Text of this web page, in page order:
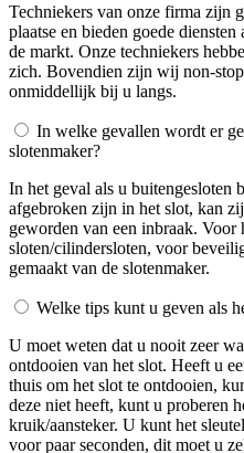
Techniekers van onze firma zijn
plaatse en bieden goede
de markt. Onze techniekers
zich. Bovendien zijn wij non-
onmiddellijk bij u langs.
In welke gevallen wordt er
slotenmaker?
In het geval als u buitengesloten
afgebroken zijn in het slot, kan
geworden van een inbraak.
sloten/cilindersloten, voor
gemaakt van de slotenmaker.
Welke tips kunt u geven als
U moet weten dat u nooit zeer
ontdooien van het slot. Heeft u
thuis om het slot te ontdooien,
deze niet heeft, kunt u proberen
kruik/aansteker. U kunt het
voor paar seconden, dit moet u